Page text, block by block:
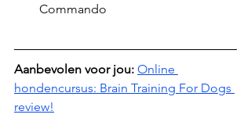
Commando
Aanbevolen voor jou: Online
hondencursus: Brain Training For Dogs
review!